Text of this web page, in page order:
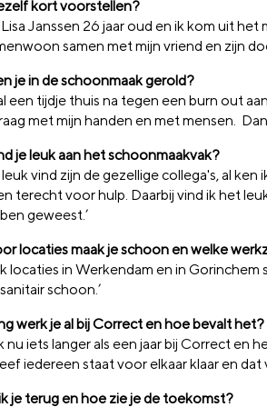
kort voorstellen?
Lisa Janssen 26 jaar oud en ik kom uit
samen met mijn vriend en zijn
je in de schoonmaak gerold?
een tijdje thuis na tegen een burn out
met mijn handen en met mensen.
je leuk aan het schoonmaakvak?
leuk vind zijn de gezellige collega's, al
terecht voor hulp. Daarbij vind ik het
geweest.’
locaties maak je schoon en welke
locaties in Werkendam en in
schoon.’
werk je al bij Correct en hoe bevalt het?
nu iets langer als een jaar bij Correct en
iedereen staat voor elkaar klaar en dat
je terug en hoe zie je de toekomst?